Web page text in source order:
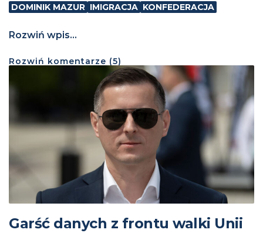
DOMINIK MAZUR IMIGRACJA KONFEDERACJA
Rozwiń wpis...
Rozwiń komentarze (5)
Garść danych z frontu walki Unii